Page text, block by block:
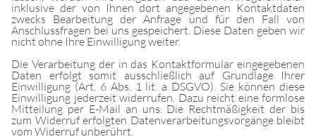
inklusive der von Ihnen dort angegebenen Kontaktdaten
zwecks Bearbeitung der Anfrage und für den Fall von
Anschlussfragen bei uns gespeichert. Diese Daten geben wir
nicht ohne Ihre Einwilligung weiter.
Die Verarbeitung der in das Kontaktformular eingegebenen
Daten erfolgt somit ausschließlich auf Grundlage Ihrer
Einwilligung (Art. 6 Abs. 1 lit. a DSGVO). Sie können diese
Einwilligung jederzeit widerrufen. Dazu reicht eine formlose
Mitteilung per E-Mail an uns. Die Rechtmäßigkeit der bis
zum Widerruf erfolgten Datenverarbeitungsvorgänge bleibt
vom Widerruf unberührt.